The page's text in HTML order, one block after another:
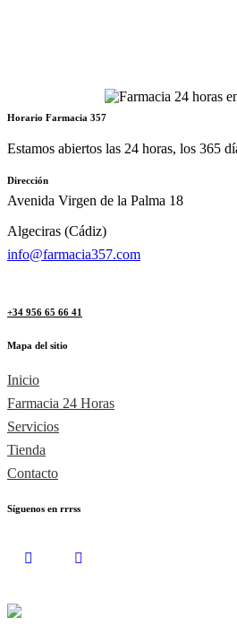
Horario Farmacia 357
Estamos abiertos las 24 horas, los 365
Dirección
Avenida Virgen de la Palma 18
Algeciras (Cádiz)
info@farmacia357.com
+34 956 65 66 41
Mapa del sitio
Inicio
Farmacia 24 Horas
Servicios
Tienda
Contacto
Síguenos en rrrss